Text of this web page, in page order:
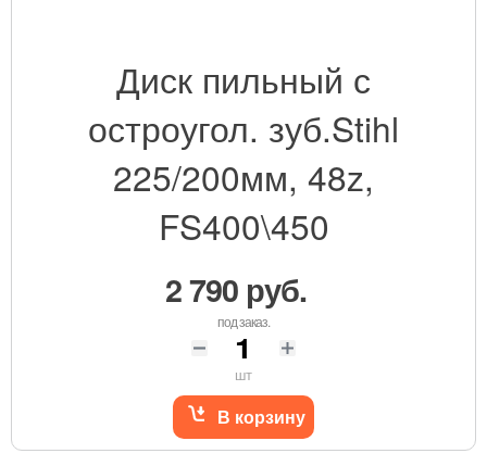
Диск пильный с
остроугол. зуб.Stihl
225/200мм, 48z,
FS400\450
2 790 руб.
под заказ.
шт
В корзину